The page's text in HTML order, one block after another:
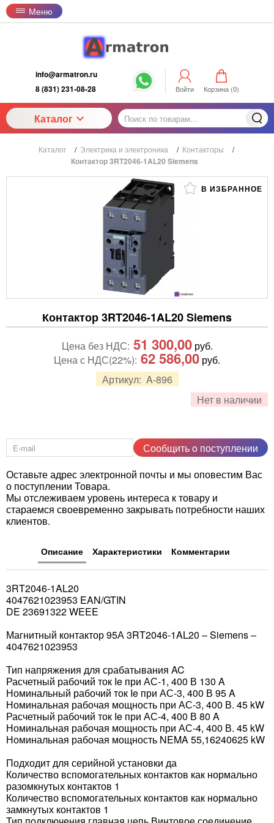
Меню
info@armatron.ru
8 (831) 231-08-28
Войти Корзина (0)
Каталог
Каталог / Электрика и электроника / Контакторы /
Контактор 3RT2046-1AL20 Siemens
В ИЗБРАННОЕ
Контактор 3RT2046-1AL20 Siemens
Артикул: A-896
Нет в наличии
Цена без НДС: 51 300,00руб.
Цена с НДС(22%): 62 586,00 руб.
Сообщить о поступлении
Оставьте адрес электронной почты и мы оповестим Вас
о поступлении Товара.
Мы отслеживаем уровень интереса к товару и
стараемся своевременно закрывать потребности наших
клиентов.
Описание Характеристики Комментарии
3RT2046-1AL20
4047621023953 EAN/GTIN
DE 23691322 WEEE
Магнитный контактор 95А 3RT2046-1AL20 – Siemens –
4047621023953
Тип напряжения для срабатывания AC
Расчетный рабочий ток Ie при АС-1, 400 В 130 A
Номинальный рабочий ток Ie при АС-3, 400 В 95 A
Номинальная рабочая мощность при АС-3, 400 В. 45 kW
Расчетный рабочий ток Ie при АС-4, 400 В 80 A
Номинальная рабочая мощность при АС-4, 400 В. 45 kW
Номинальная рабочая мощность NEMA 55,16240625 kW
Подходит для серийной установки да
Количество вспомогательных контактов как нормально
разомкнутых контактов 1
Количество вспомогательных контактов как нормально
замкнутых контактов 1